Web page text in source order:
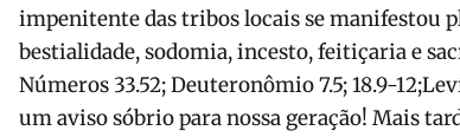
impenitente das tribos locais se manifestou
bestialidade, sodomia, incesto, feitiçaria e
Números 33.52; Deuteronômio 7.5; 18.9-
um aviso sóbrio para nossa geração! Mais